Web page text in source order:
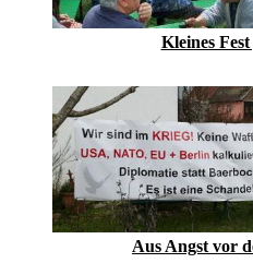
Kleines
Aus Angst vor